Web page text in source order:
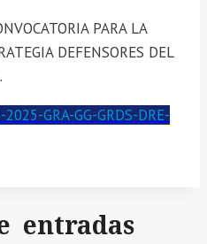
PARA LA
DEFENSORES DEL
GRA-GG-GRDS-DRE-
entradas